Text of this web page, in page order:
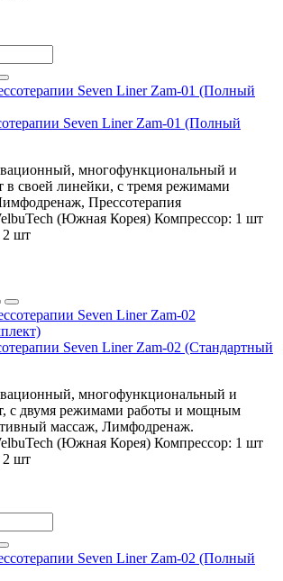
Seven Liner Zam-01 (Полный
многофункциональный и
в своей линейки, с тремя режимами
Прессотерапия
(Южная Корея) Компрессор: 1 шт
2 шт
Seven Liner Zam-02 (Стандартный
многофункциональный и
с двумя режимами работы и мощным
массаж, Лимфодренаж.
(Южная Корея) Компрессор: 1 шт
2 шт